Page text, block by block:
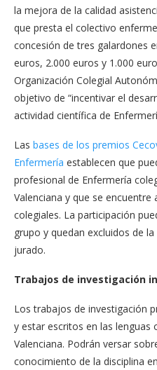
la mejora de la calidad
que presta el colectivo
concesión de tres galardones
euros, 2.000 euros y 1.000
Organización Colegial
objetivo de “incentivar el
actividad científica de
Las bases de los premios
Enfermería establecen que
profesional de Enfermería
Valenciana y que se
colegiales. La participación
grupo y quedan excluidos de
jurado.
Trabajos de investigación
Los trabajos de investigación
y estar escritos en las lenguas
Valenciana. Podrán versar
conocimiento de la disciplina